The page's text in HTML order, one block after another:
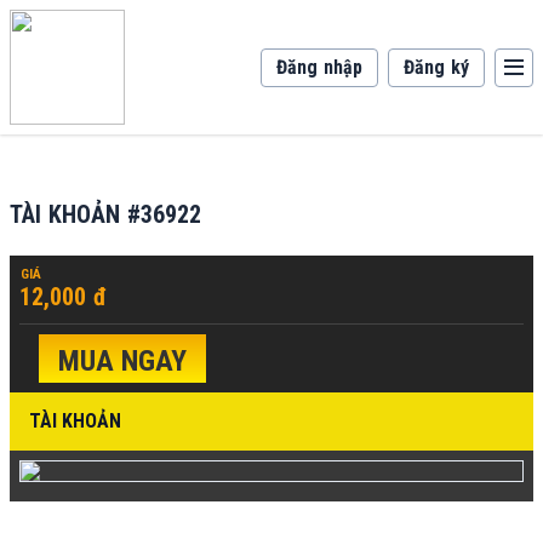
Đăng nhập Đăng ký
TÀI KHOẢN #36922
12,000 đ
GIÁ
MUA NGAY
TÀI KHOẢN